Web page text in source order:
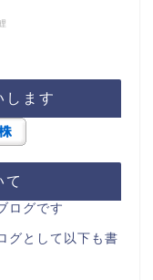
します
て
ログです
グとして以下も書